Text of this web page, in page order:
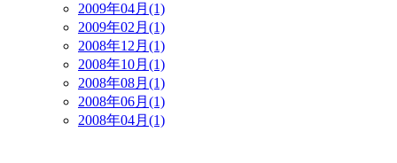
2009年04月(1)
2009年02月(1)
2008年12月(1)
2008年10月(1)
2008年08月(1)
2008年06月(1)
2008年04月(1)